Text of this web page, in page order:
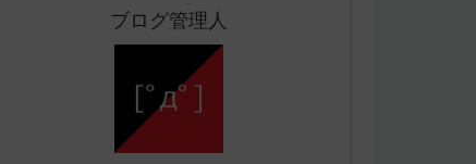
ブログ管理人